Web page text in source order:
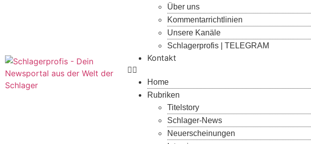
Über uns
Kommentarrichtlinien
Unsere Kanäle
Schlagerprofis | TELEGRAM
Kontakt
Home
Rubriken
Titelstory
Schlager-News
Neuerscheinungen